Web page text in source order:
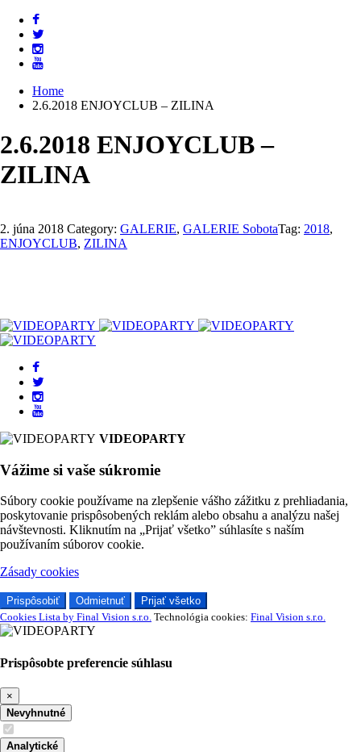
Home
2.6.2018 ENJOYCLUB – ZILINA
2.6.2018 ENJOYCLUB –
ZILINA
2. júna 2018 Category: GALERIE, GALERIE SobotaTag: 2018,
ENJOYCLUB, ZILINA
VIDEOPARTY
Vážime si vaše súkromie
Súbory cookie používame na zlepšenie vášho zážitku z prehliadania,
poskytovanie prispôsobených reklám alebo obsahu a analýzu našej
návštevnosti. Kliknutím na „Prijať všetko” súhlasíte s naším
používaním súborov cookie.
Zásady cookies
Prispôsobiť Odmietnuť
Prijať všetko
Cookies Lista by Final Vision s.r.o. Technológia cookies: Final Vision s.r.o.
Prispôsobte preferencie súhlasu
×
Nevyhnutné
Analytické